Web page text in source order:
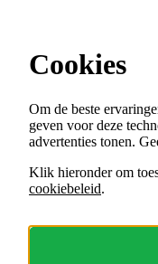
Menu
VACATURES
ORGANISATIES
Cookies
Om de beste
geven voor deze
advertenties tonen.
Klik hieronder om
cookiebeleid.